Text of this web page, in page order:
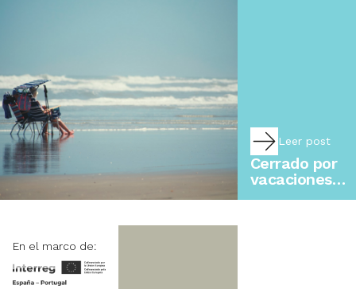
Leer post
Cerrado por
vacaciones…
En el marco de: